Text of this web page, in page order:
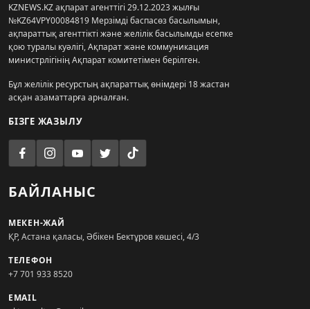
KZNEWS.KZ ақпарат агенттігі 29.12.2023 жылғы
№KZ64VPY00084819 Мерзімді баспасөз басылымын,
ақпараттық агенттікті және желілік басылымды есепке
қою туралы куәлігі, Ақпарат және коммуникация
министрлігінің Ақпарат комитетімен берілген.
Бұл желілік ресурстың ақпараттық өнімдері 18 жастан
асқан азаматтарға арналған.
БІЗГЕ ЖАЗЫЛУ
БАЙЛАНЫС
МЕКЕН-ЖАЙ
ҚР, Астана қаласы, Әбікен Бектұров көшесі, 4/3
ТЕЛЕФОН
+7 701 933 8520
EMAIL